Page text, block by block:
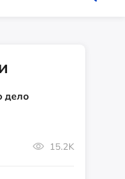
дело
15.2K